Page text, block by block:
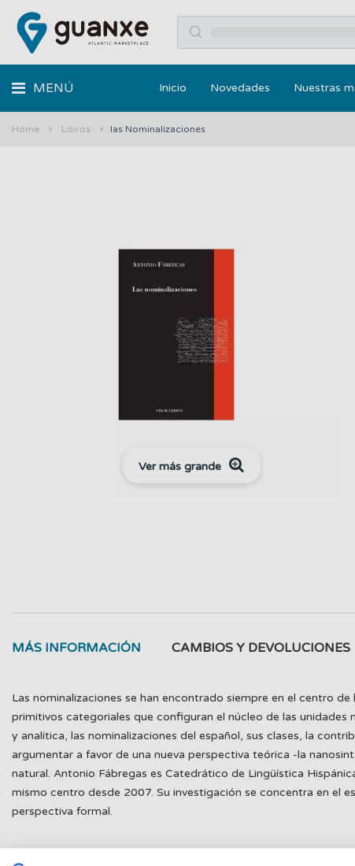
MENÚ Inicio Novedades Nuestras
Home Libros las Nominalizaciones
Ver más grande
MÁS INFORMACIÓN CAMBIOS Y DEVOLUCIONES
Las nominalizaciones se han encontrado siempre en el centro
primitivos categoriales que configuran el núcleo de las
y analítica, las nominalizaciones del español, sus clases, la
argumentar a favor de una nueva perspectiva teórica -la
natural. Antonio Fábregas es Catedrático de Lingüística
mismo centro desde 2007. Su investigación se concentra en el
perspectiva formal.